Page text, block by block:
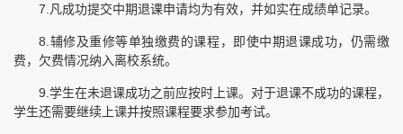
7.凡成功提交中期退课申请均为有效，并如实在成绩单记录。
8.辅修及重修等单独缴费的课程，即使中期退课成功，仍需缴
费，欠费情况纳入离校系统。
9.学生在未退课成功之前应按时上课。对于退课不成功的课程，
学生还需要继续上课并按照课程要求参加考试。